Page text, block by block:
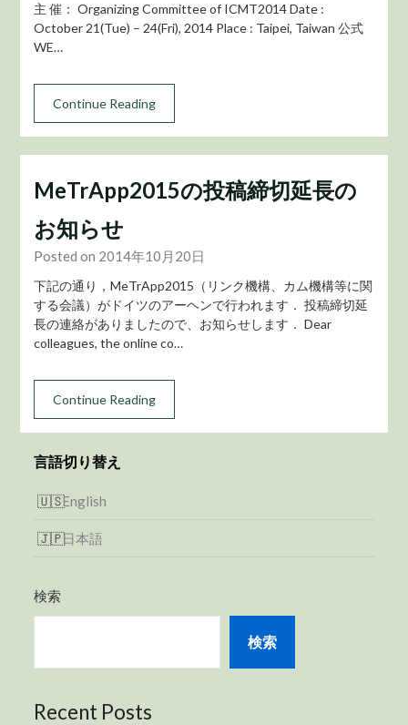
主 催： Organizing Committee of ICMT2014 Date :
October 21(Tue) – 24(Fri), 2014 Place : Taipei, Taiwan 公式
WE…
Continue Reading
MeTrApp2015の投稿締切延長の
お知らせ
Posted on 2014年10月20日
下記の通り，MeTrApp2015（リンク機構、カム機構等に関
する会議）がドイツのアーヘンで行われます． 投稿締切延
長の連絡がありましたので、お知らせします． Dear
colleagues, the online co…
Continue Reading
言語切り替え
English
日本語
検索
検索
Recent Posts